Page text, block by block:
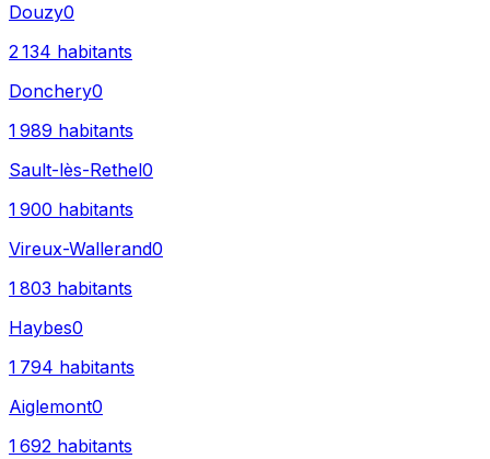
Douzy0
2 134 habitants
Donchery0
1 989 habitants
Sault-lès-Rethel0
1 900 habitants
Vireux-Wallerand0
1 803 habitants
Haybes0
1 794 habitants
Aiglemont0
1 692 habitants